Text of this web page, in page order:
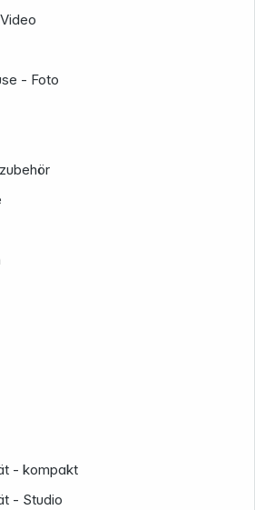
- Foto
- kompakt
- Studio